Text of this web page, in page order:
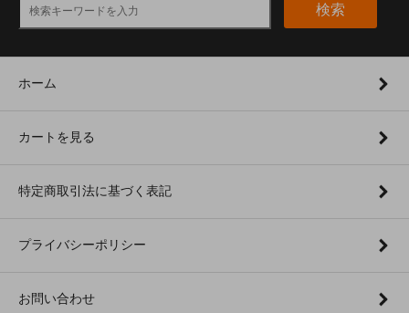
検索
ホーム
カートを見る
特定商取引法に基づく表記
プライバシーポリシー
お問い合わせ